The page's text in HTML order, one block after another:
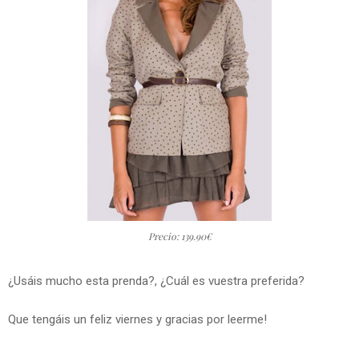
Precio: 139.90€
¿Usáis mucho esta prenda?, ¿Cuál es vuestra preferida?
Que tengáis un feliz viernes y gracias por leerme!